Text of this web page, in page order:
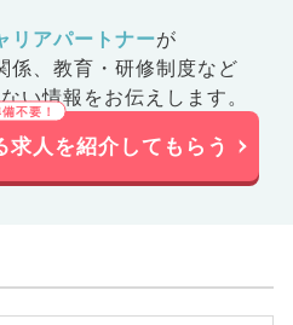
リアパートナーが
、 教育・研修制度など
い情報をお伝えします。
求人を紹介してもらう